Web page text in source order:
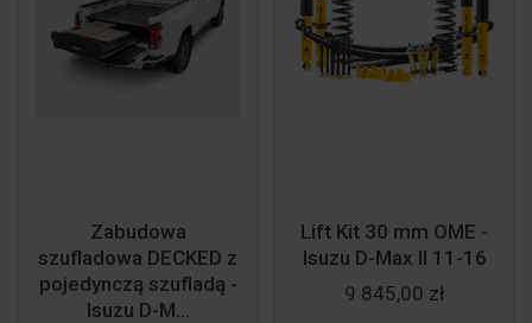
Zabudowa
szufladowa DECKED z
pojedynczą szufladą -
Isuzu D-M...
Lift Kit 30 mm OME -
Isuzu D-Max II 11-16
9 845,00 zł